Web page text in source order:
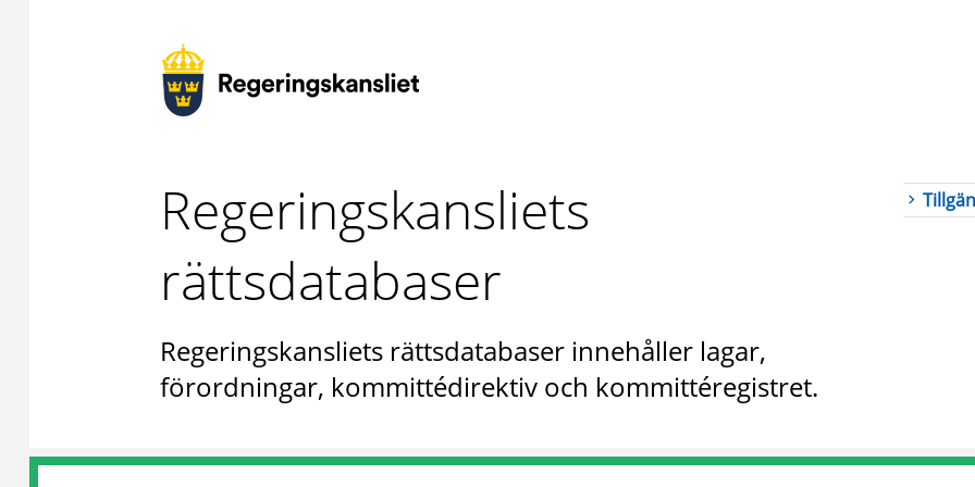
Regeringskansliets
rättsdatabaser
Regeringskansliets rättsdatabaser innehåller lagar,
förordningar, kommittédirektiv och kommittéregistret.